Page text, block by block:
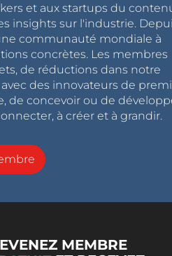
et aux startups du
insights sur l'industrie.
communauté mondiale à
concrètes. Les membres
de réductions dans notre
des innovateurs de
de concevoir ou de
à créer et à grandir.
MEMBRE